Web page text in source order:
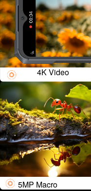
4K Video
5MP Macro